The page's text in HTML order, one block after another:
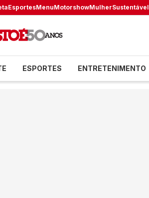
EsportesMenuMotorshowMulherSustentável
ESPORTES ENTRETENIMENTO